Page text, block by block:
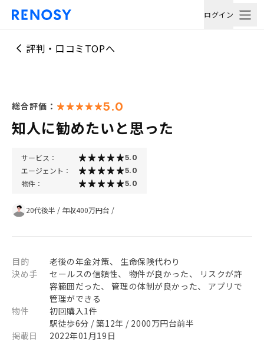
ログイン
評判・口コミTOPへ
総合評価： 5.0
知人に勧めたいと思った
サービス： 5.0
エージェント： 5.0
物件： 5.0
20代後半 / 年収400万円台 /
目的
老後の年金対策、 生命保険代わり
決め手
セールスの信頼性、 物件が良かった、 リスクが許
容範囲だった、 管理の体制が良かった、 アプリで
管理ができる
物件
初回購入1件
駅徒歩6分 / 築12年 / 2000万円台前半
掲載日
2022年01月19日